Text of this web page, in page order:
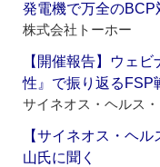
発電機で万全のBCP
株式会社トーホー
【開催報告】ウェ
性』で振り返るFSP
サイネオス・ヘルス
【サイネオス・ヘ
山氏に聞く